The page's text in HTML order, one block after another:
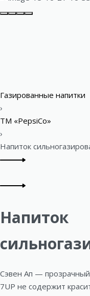
Газированные напитки
›
ТМ «PepsiCo»
›
Напиток
Напиток
Сэвен Ап — прозрачный
7UP не содержит